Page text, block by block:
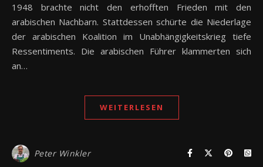
1948 brachte nicht den erhofften Frieden mit den
arabischen Nachbarn. Stattdessen schürte die Niederlage
der arabischen Koalition im Unabhängigkeitskrieg tiefe
Ressentiments. Die arabischen Führer klammerten sich
an…
WEITERLESEN
Peter Winkler